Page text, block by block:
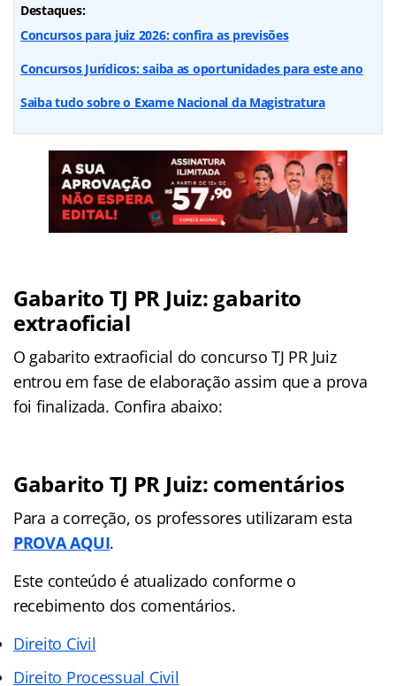
Destaques:
Concursos para juiz 2026: confira as previsões
Concursos Jurídicos: saiba as oportunidades para este ano
Saiba tudo sobre o Exame Nacional da Magistratura
Gabarito TJ PR Juiz: gabarito
extraoficial
O gabarito extraoficial do concurso TJ PR Juiz
entrou em fase de elaboração assim que a prova
foi finalizada. Confira abaixo:
Gabarito TJ PR Juiz: comentários
Para a correção, os professores utilizaram esta
PROVA AQUI.
Este conteúdo é atualizado conforme o
recebimento dos comentários.
Direito Civil
Direito Processual Civil